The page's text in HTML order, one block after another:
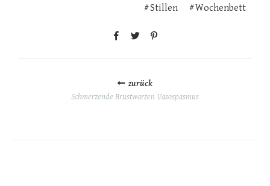
Stillen
Wochenbett
NAVIGATION
zurück
Schmerzende Brustwarzen Vasospasmus